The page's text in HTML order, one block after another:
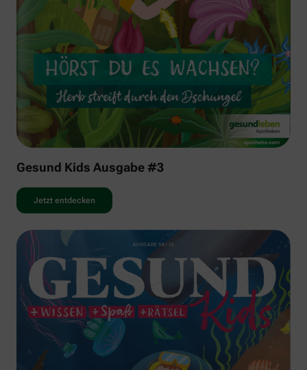
Gesund Kids Ausgabe #3
Jetzt entdecken